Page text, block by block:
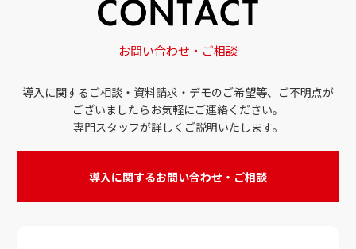
お問い合わせ・ご相談
導入に関するご相談・資料請求・デモのご希望等、ご不明点が
ございましたらお気軽にご連絡ください。
専門スタッフが詳しくご説明いたします。
導入に関するお問い合わせ・ご相談